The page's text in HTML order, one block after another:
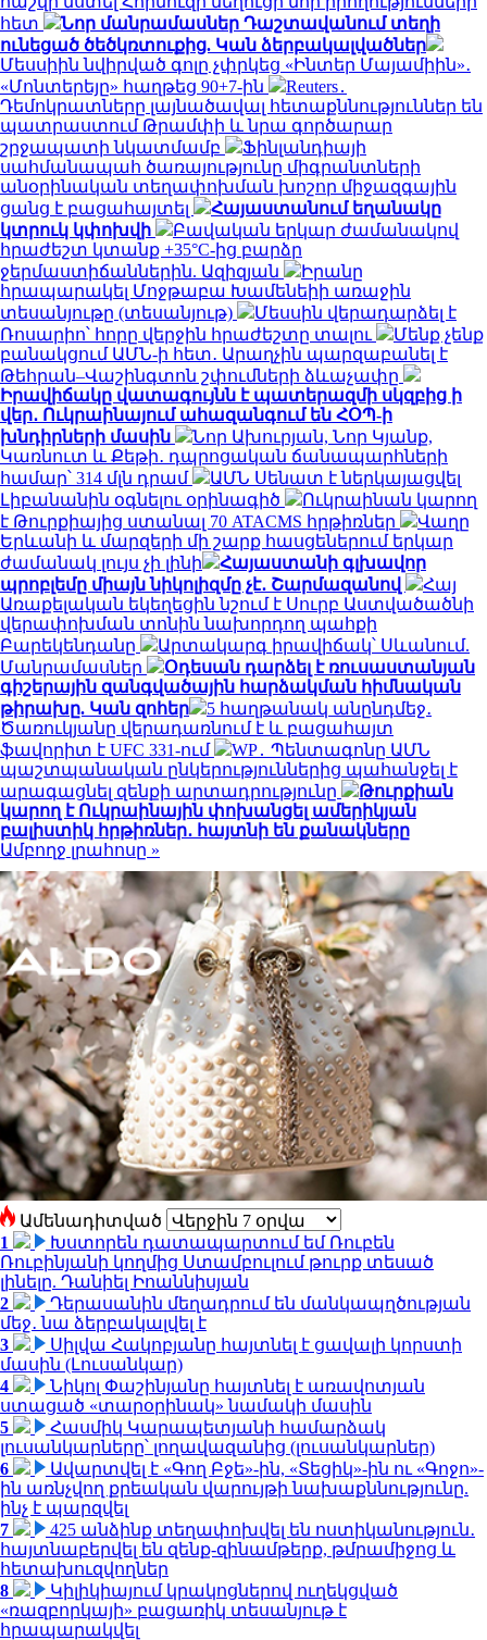
հետ
Նոր մանրամասներ Դաշտավանում տեղի
ունեցած ծեծկռտուքից. Կան ձերբակալվածներ
Մեսսիին նվիրված գոլը չփրկեց «Ինտեր Մայամիին»․
«Մոնտերեյը» հաղթեց 90+7-ին
Reuters․
Դեմոկրատները լայնածավալ հետաքննություններ են
պատրաստում Թրամփի և նրա գործարար
շրջապատի նկատմամբ
Ֆինլանդիայի
սահմանապահ ծառայությունը միգրանտների
անօրինական տեղափոխման խոշոր միջազգային
ցանց է բացահայտել
Հայաստանում եղանակը
կտրուկ կփոխվի
Բավական երկար ժամանակով
հրաժեշտ կտանք +35°C-ից բարձր
ջերմաստիճաններին. Ազիզյան
Իրանը
հրապարակել Մոջթաբա Խամենեիի առաջին
տեսանյութը (տեսանյութ)
Մեսսին վերադարձել է
Ռոսարիո՝ հորը վերջին հրաժեշտը տալու
Մենք չենք
բանակցում ԱՄՆ-ի հետ․ Արաղչին պարզաբանել է
Թեհրան–Վաշինգտոն շփումների ձևաչափը
Իրավիճակը վատագույնն է պատերազմի սկզբից ի
վեր․ Ուկրաինայում ահազանգում են ՀՕՊ-ի
խնդիրների մասին
Նոր Ախուրյան, Նոր Կյանք,
Կառնուտ և Քեթի․ դպրոցական ճանապարհների
համար՝ 314 մլն դրամ
ԱՄՆ Սենատ է ներկայացվել
Լիբանանին օգնելու օրինագիծ
Ուկրաինան կարող
է Թուրքիայից ստանալ 70 ATACMS հրթիռներ
Վաղը
Երևանի և մարզերի մի շարք հասցեներում երկար
ժամանակ լույս չի լինի
Հայաստանի գլխավոր
պրոբլեմը միայն նիկոլիզմը չէ․ Շարմազանով
Հայ
Առաքելական եկեղեցին նշում է Սուրբ Աստվածածնի
վերափոխման տոնին նախորդող պահքի
Բարեկենդանը
Արտակարգ իրավիճակ՝ Սևանում.
Մանրամասներ
Օդեսան դարձել է ռուսաստանյան
գիշերային զանգվածային հարձակման հիմնական
թիրախը. Կան զոհեր
5 հաղթանակ անընդմեջ․
Ծառուկյանը վերադառնում է և բացահայտ
ֆավորիտ է UFC 331-ում
WP․ Պենտագոնը ԱՄՆ
պաշտպանական ընկերություններից պահանջել է
արագացնել զենքի արտադրությունը
Թուրքիան
կարող է Ուկրաինային փոխանցել ամերիկյան
բալիստիկ հրթիռներ․ հայտնի են քանակները
Ամբողջ լրահոսը »
Ամենադիտված
1
Խստորեն դատապարտում եմ Ռուբեն
Ռուբինյանի կողմից Ստամբուլում թուրք տեսած
լինելը. Դանիել Իոաննիսյան
2
Դերասանին մեղադրում են մանկապղծության
մեջ․ նա ձերբակալվել է
3
Սիլվա Հակոբյանը հայտնել է ցավալի կորստի
մասին (Լուսանկար)
4
Նիկոլ Փաշինյանը հայտնել է առավոտյան
ստացած «տարօրինակ» նամակի մասին
5
Հասմիկ Կարապետյանի համարձակ
լուսանկարները՝ լողավազանից (լուսանկարներ)
6
Ավարտվել է «Գող Բջե»-ին, «Տեցիկ»-ին ու «Գոջո»-
ին առնչվող քրեական վարույթի նախաքննությունը.
ինչ է պարզվել
7
425 անձինք տեղափոխվել են ոստիկանություն․
հայտնաբերվել են զենք-զինամթերք, թմրամիջոց և
հետախուզվողներ
8
Կիլիկիայում կրակոցներով ուղեկցված
«ռազբորկայի» բացառիկ տեսանյութ է
հրապարակվել